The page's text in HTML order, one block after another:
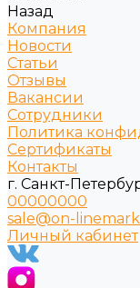
Назад
Компания
Новости
Статьи
Отзывы
Вакансии
Сотрудники
Политика
Сертификаты
Контакты
г. Санкт-
00000000
sale@on-
Личный кабинет